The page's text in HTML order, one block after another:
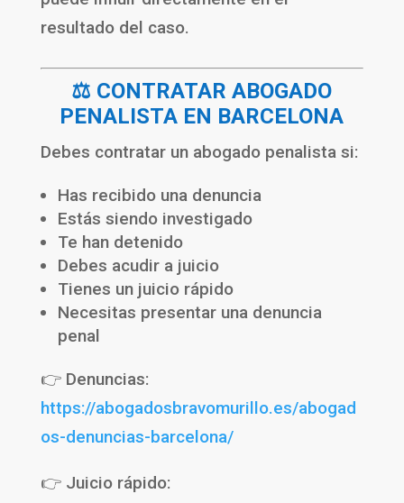
resultado del caso.
⚖️ CONTRATAR ABOGADO
PENALISTA EN BARCELONA
Debes contratar un abogado penalista si:
Has recibido una denuncia
Estás siendo investigado
Te han detenido
Debes acudir a juicio
Tienes un juicio rápido
Necesitas presentar una denuncia
penal
👉 Denuncias:
https://abogadosbravomurillo.es/abogad
os-denuncias-barcelona/
👉 Juicio rápido: